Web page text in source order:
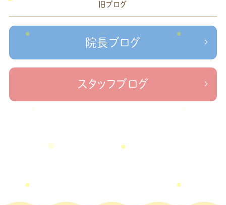
ケガの対処法
＃治療院せなかリペア＃ねこぜを整える＃寒暖
＃治療院せなかリペア＃ねこぜを整える
なかリペア＃ねこぜを整える＃足の歪み＃足のトラブル
かリペア＃低体温と免疫の関係性＃新型コロナウイルスに負けない身体作り
旧ブログ
院長ブログ
スタッフブログ